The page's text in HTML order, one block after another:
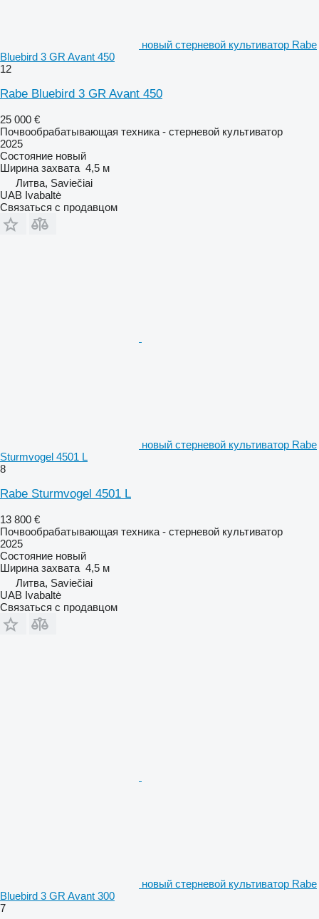
новый стерневой культиватор Rabe
Bluebird 3 GR Avant 450
12
Rabe Bluebird 3 GR Avant 450
25 000 €
Почвообрабатывающая техника - стерневой культиватор
2025
Состояние новый
Ширина захвата 4,5 м
Литва, Saviečiai
UAB Ivabaltė
Связаться с продавцом
новый стерневой культиватор Rabe
Sturmvogel 4501 L
8
Rabe Sturmvogel 4501 L
13 800 €
Почвообрабатывающая техника - стерневой культиватор
2025
Состояние новый
Ширина захвата 4,5 м
Литва, Saviečiai
UAB Ivabaltė
Связаться с продавцом
новый стерневой культиватор Rabe
Bluebird 3 GR Avant 300
7